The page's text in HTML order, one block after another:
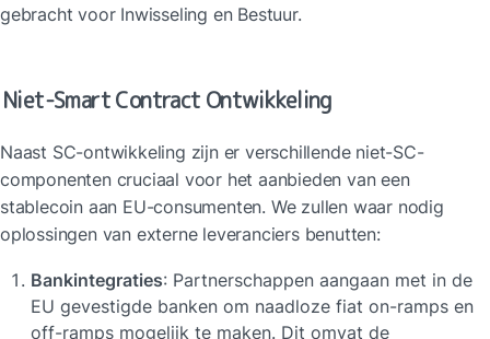
gebracht voor Inwisseling en Bestuur.
Niet-Smart Contract Ontwikkeling
Naast SC-ontwikkeling zijn er verschillende niet-SC-
componenten cruciaal voor het aanbieden van een
stablecoin aan EU-consumenten. We zullen waar nodig
oplossingen van externe leveranciers benutten:
Bankintegraties: Partnerschappen aangaan met in de
EU gevestigde banken om naadloze fiat on-ramps en
off-ramps mogelijk te maken. Dit omvat de